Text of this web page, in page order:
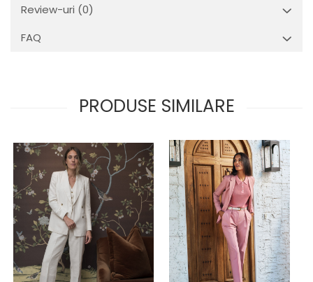
Review-uri (0)
FAQ
PRODUSE SIMILARE